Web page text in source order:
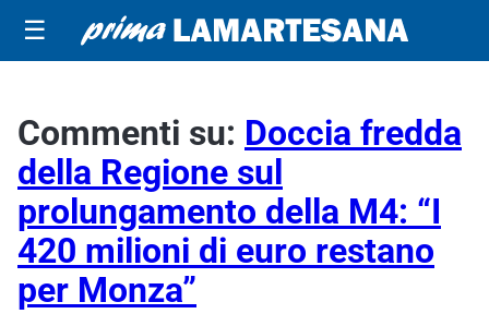
☰
Commenti su: Doccia fredda
della Regione sul
prolungamento della M4: “I
420 milioni di euro restano
per Monza”